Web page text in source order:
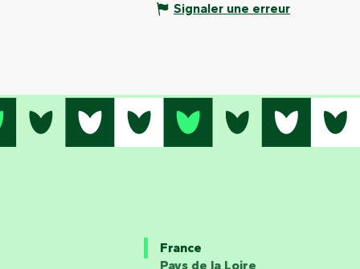
Signaler une erreur
France
Pays de la Loire